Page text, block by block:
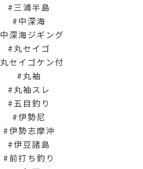
三浦半島
中深海
中深海ジギング
丸セイゴ
丸セイゴケン付
丸袖
丸袖スレ
五目釣り
伊勢尼
伊勢志摩沖
伊豆諸島
前打ち釣り